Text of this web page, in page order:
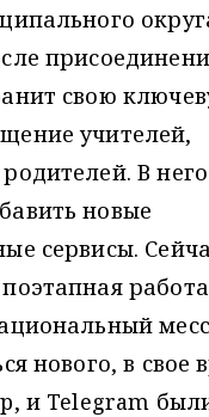
свою
учителей,
В
новые
сервисы.
нового, в свое
и Telegram